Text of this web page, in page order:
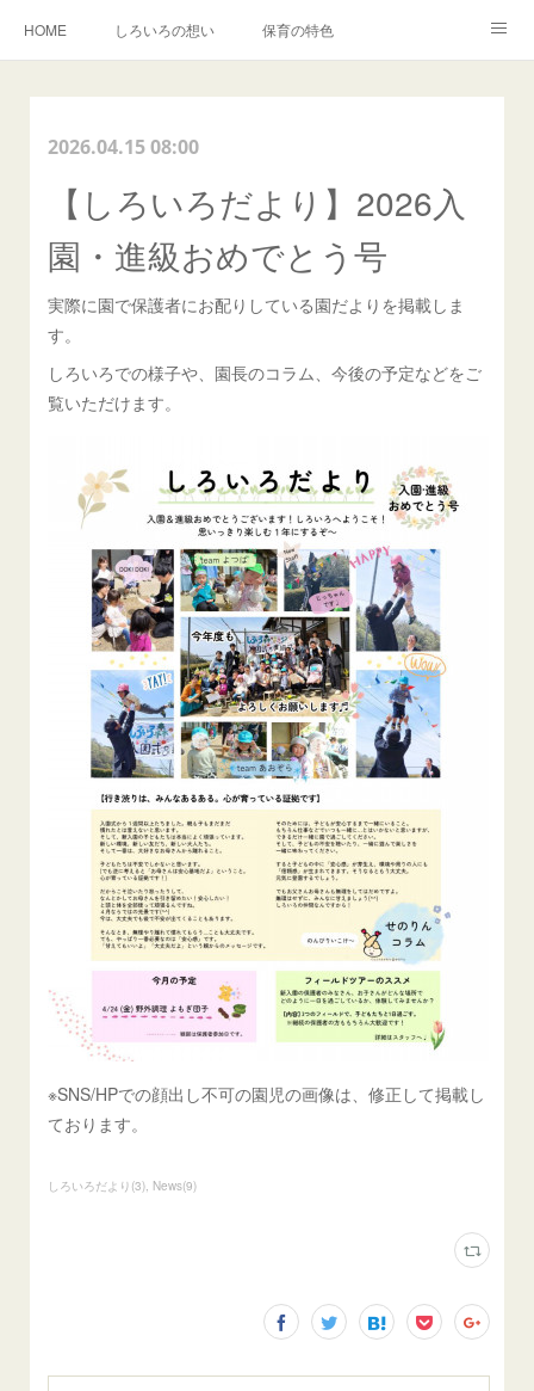
HOME しろいろの想い 保育の特色
BLOG 卒園児の声
2026.04.15 08:00
【しろいろだより】2026入
園・進級おめでとう号
実際に園で保護者にお配りしている園だよりを掲載しま
す。
しろいろでの様子や、園長のコラム、今後の予定などをご
覧いただけます。
※SNS/HPでの顔出し不可の園児の画像は、修正して掲載し
ております。
しろいろだより (3) News(9)